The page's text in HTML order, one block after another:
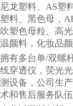
尼龙塑料、 AS塑
塑料、黑色母，
吹塑色母粒、高
温颜料，化妆品
拥有多台单/双螺
线穿透仪，荧光
测设备，公司生
术和售后服务队